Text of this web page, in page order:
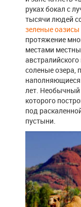
руках бокал с
тысячи людей
зеленые
протяжение
местами
соленые озера,
наполняющиеся
лет. Необычный
которого
под
пустыни.